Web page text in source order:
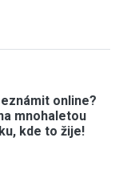
online?
mnohaletou
kde to žije!